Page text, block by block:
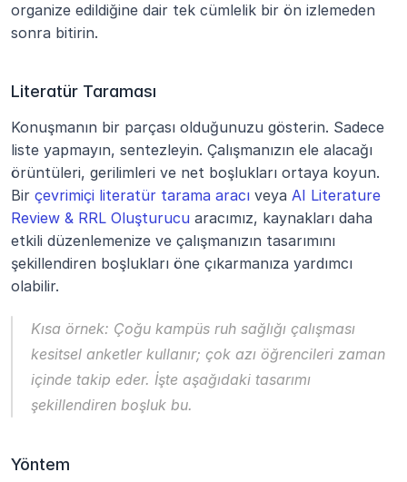
organize edildiğine dair tek cümlelik bir ön izlemeden
sonra bitirin.
Literatür Taraması
Konuşmanın bir parçası olduğunuzu gösterin. Sadece
liste yapmayın, sentezleyin. Çalışmanızın ele alacağı
örüntüleri, gerilimleri ve net boşlukları ortaya koyun.
Bir çevrimiçi literatür tarama aracı veya AI Literature
Review & RRL Oluşturucu aracımız, kaynakları daha
etkili düzenlemenize ve çalışmanızın tasarımını
şekillendiren boşlukları öne çıkarmanıza yardımcı
olabilir.
Kısa örnek: Çoğu kampüs ruh sağlığı çalışması
kesitsel anketler kullanır; çok azı öğrencileri zaman
içinde takip eder. İşte aşağıdaki tasarımı
şekillendiren boşluk bu.
Yöntem